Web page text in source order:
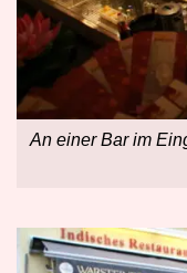
An einer Bar im